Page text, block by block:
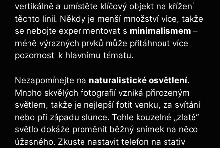
vertikálně a umístěte klíčový objekt na křížení
těchto linií. Někdy je menší množství více, takže
se nebojte experimentovat s minimalismem –
méně výrazných prvků může přitáhnout více
pozornosti k hlavnímu tématu.
Nezapomínejte na naturalistické osvětlení.
Mnoho skvělých fotografií vzniká přirozeným
světlem, takže je nejlepší fotit venku, za svítání
nebo při západu slunce. Tohle kouzelné „zlaté“
světlo dokáže proměnit běžný snímek na něco
úžasného. Zkuste nastavit telefon na stativ